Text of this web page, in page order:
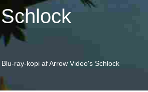
ray-kopi af Arrow Video's Schlock